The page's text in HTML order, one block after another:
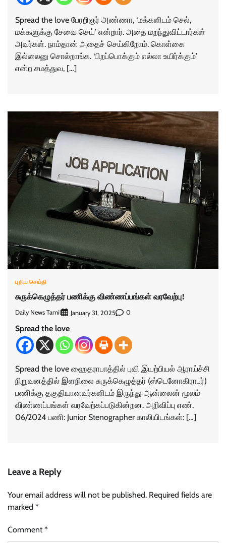
Spread the love பேரறிஞர் அண்ணா, ‘மக்களிடம் செல்,
மக்களுக்கு சேவை செய்’ என்றார். அதை மறந்துவிட்டார்கள்
அவர்கள். நாம்தான் அதைச் செய்கிறோம். கொள்கை
இல்லைனு சொல்றாங்க. ‘பிறப்பொக்கும் எல்லா உயிர்க்கும்’
என்ற சமத்துவ, […]
புதிய செய்தி
சுருக்கெழுத்தர் பணிக்கு விண்ணப்பங்கள் வரவேற்பு!
Daily News Tamil January 31, 2025 0
Spread the love
Spread the love ஹைதராபாத்தில் புவி இயற்பியல் ஆராய்ச்சி
நிறுவனத்தில் இளநிலை சுருக்கெழுத்தர் (ஸ்டெனோகிராபர்)
பணிக்கு தகுதியானவர்களிடம் இருந்து ஆன்லைன் மூலம்
விண்ணப்பங்கள் வரவேற்கப்படுகின்றன. அறிவிப்பு எண்.
06/2024 பணி: Junior Stenographer காலியிடங்கள்: […]
Leave a Reply
Your email address will not be published. Required fields are
marked *
Comment*